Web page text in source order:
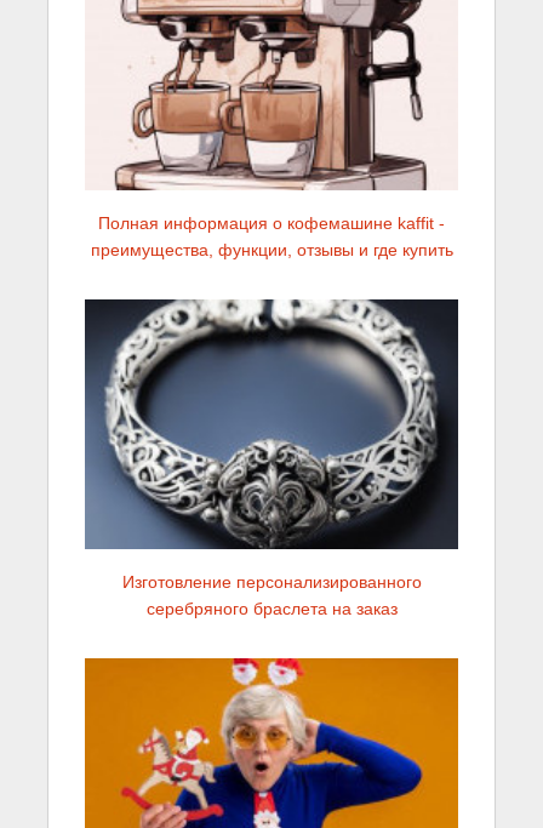
Полная информация о кофемашине kaffit -
преимущества, функции, отзывы и где купить
Изготовление персонализированного
серебряного браслета на заказ